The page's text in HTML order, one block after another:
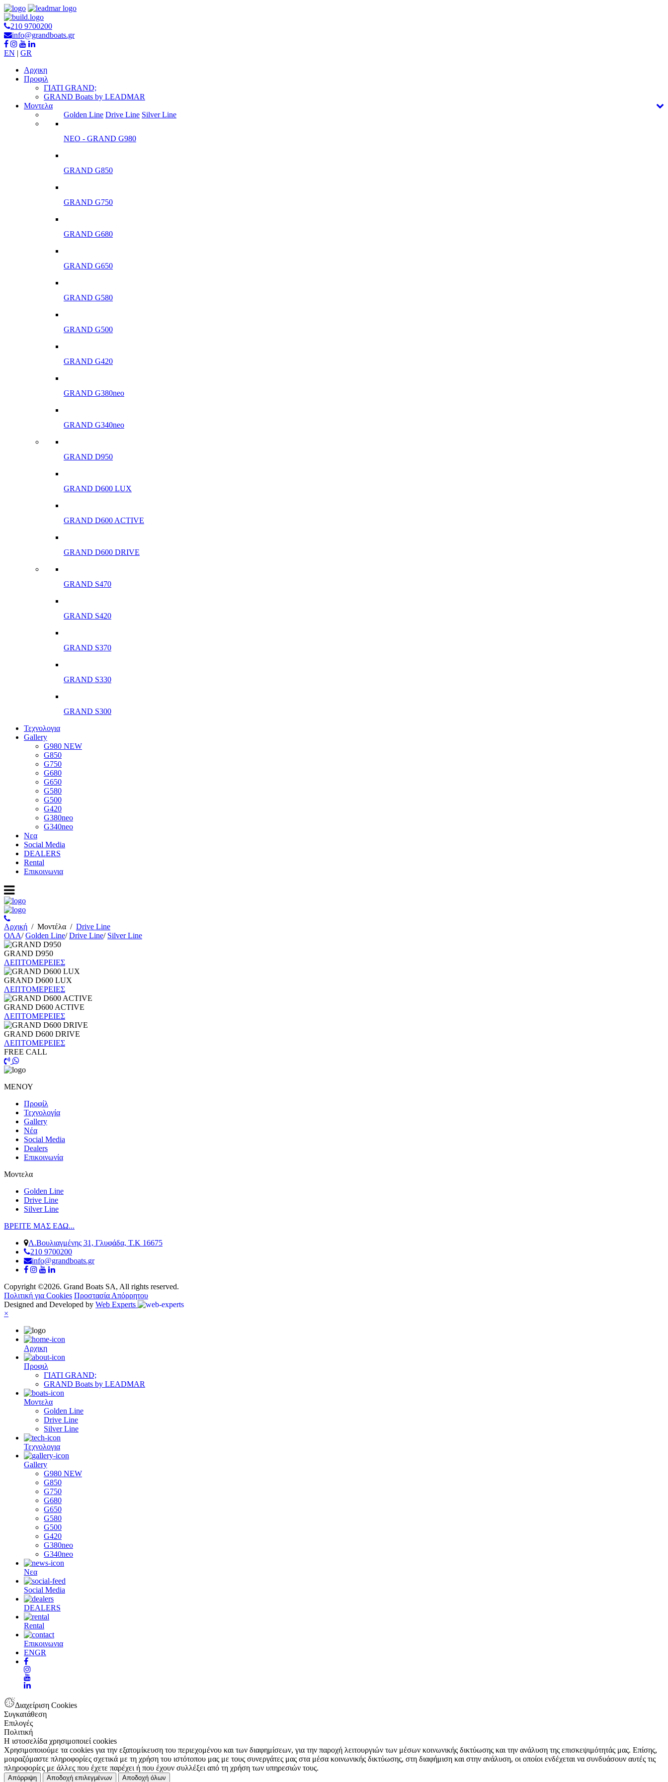
210 9700200
info@grandboats.gr
EN | GR
Αρχικη
Προφιλ
ΓΙΑΤΙ GRAND;
GRAND Boats by LEADMAR
Μοντελα
Golden Line Drive Line Silver Line
ΝΕΟ - GRAND G980
GRAND G850
GRAND G750
GRAND G680
GRAND G650
GRAND G580
GRAND G500
GRAND G420
GRAND G380neo
GRAND G340neo
GRAND D950
GRAND D600 LUX
GRAND D600 ACTIVE
GRAND D600 DRIVE
GRAND S470
GRAND S420
GRAND S370
GRAND S330
GRAND S300
Τεχνολογια
Gallery
G980 NEW
G850
G750
G680
G650
G580
G500
G420
G380neo
G340neo
Νεα
Social Media
DEALERS
Rental
Επικοινωνια
Αρχική / Μοντέλα / Drive Line
ΟΛΑ/ Golden Line/ Drive Line/ Silver Line
GRAND D950
ΛΕΠΤΟΜΕΡΕΙΕΣ
GRAND D600 LUX
ΛΕΠΤΟΜΕΡΕΙΕΣ
GRAND D600 ACTIVE
ΛΕΠΤΟΜΕΡΕΙΕΣ
GRAND D600 DRIVE
ΛΕΠΤΟΜΕΡΕΙΕΣ
FREE CALL
ΜΕΝΟΥ
Προφίλ
Τεχνολογία
Gallery
Νέα
Social Media
Dealers
Επικοινωνία
Μοντελα
Golden Line
Drive Line
Silver Line
ΒΡΕΙΤΕ ΜΑΣ ΕΔΩ...
Λ.Βουλιαγμένης 31, Γλυφάδα, Τ.Κ 16675
210 9700200
info@grandboats.gr
Copyright ©2026. Grand Boats SA, All rights reserved.
Πολιτική για Cookies Προστασία Απόρρητου
Designed and Developed by Web Experts
×
Αρχικη
Προφιλ
ΓΙΑΤΙ GRAND;
GRAND Boats by LEADMAR
Μοντελα
Golden Line
Drive Line
Silver Line
Τεχνολογια
Gallery
G980 NEW
G850
G750
G680
G650
G580
G500
G420
G380neo
G340neo
Νεα
Social Media
DEALERS
Rental
Επικοινωνια
ENGR
Διαχείριση Cookies
Συγκατάθεση
Επιλογές
Πολιτική
Η ιστοσελίδα χρησιμοποιεί cookies
Χρησιμοποιούμε τα cookies για την εξατομίκευση του περιεχομένου και των διαφημίσεων, για την παροχή λειτουργιών των μέσων κοινωνικής δικτύωσης και την ανάλυση της επισκεψιμότητάς μας. Επίσης,
μοιραζόμαστε πληροφορίες σχετικά με τη χρήση του ιστότοπου μας με τους συνεργάτες μας στα μέσα κοινωνικής δικτύωσης, στη διαφήμιση και στην ανάλυση, οι οποίοι ενδέχεται να συνδυάσουν αυτές τις
πληροφορίες με άλλες που έχετε παρέχει ή που έχουν συλλέξει από τη χρήση των υπηρεσιών τους.
Απόρριψη Αποδοχή επιλεγμένων Αποδοχή όλων